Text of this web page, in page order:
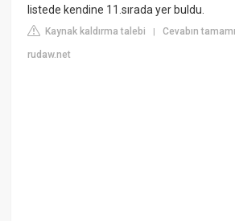
listede kendine 11.sırada yer buldu.
Kaynak kaldırma talebi |Cevabın
rudaw.net